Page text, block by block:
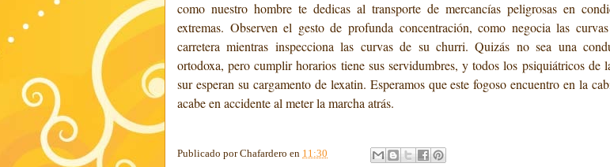
como nuestro hombre te dedicas al transporte de mercancías peligrosas en
extremas. Observen el gesto de profunda concentración, como negocia las
carretera mientras inspecciona las curvas de su churri. Quizás no sea una
ortodoxa, pero cumplir horarios tiene sus servidumbres, y todos los psiquiátricos de
sur esperan su cargamento de lexatin. Esperamos que este fogoso encuentro en la
acabe en accidente al meter la marcha atrás.
Publicado porChafardero en 11:30